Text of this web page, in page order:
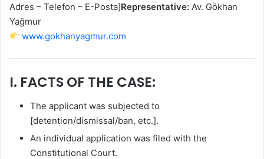
Adres – Telefon – E-Posta]Representative: Av. Gökhan
Yağmur
www.gokhanyagmur.com
I. FACTS OF THE CASE:
The applicant was subjected to
[detention/dismissal/ban, etc.].
An individual application was filed with the
Constitutional Court.